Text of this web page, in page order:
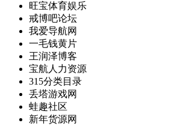
旺宝体育娱乐
戒博吧论坛
我爱导航网
一毛钱黄片
王润泽博客
宝航人力资源
315分类目录
丢塔游戏网
蛙趣社区
新年货源网